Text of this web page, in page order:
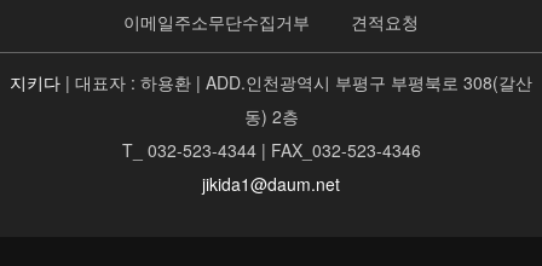
이메일주소무단수집거부 견적요청
지키다 | 대표자 : 하용환 | ADD.인천광역시 부평구 부평북로 308(갈산
동) 2층
T_ 032-523-4344 | FAX_032-523-4346
jikida1@daum.net